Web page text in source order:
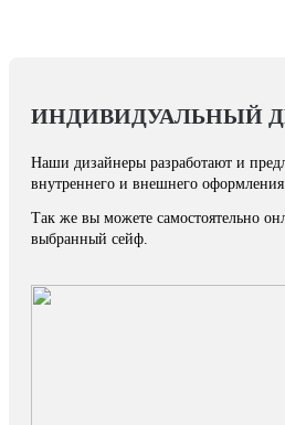
ИНДИВИДУАЛЬНЫЙ
Наши дизайнеры разработают и
внутреннего и внешнего
Так же вы можете самостоятельно
выбранный сейф.